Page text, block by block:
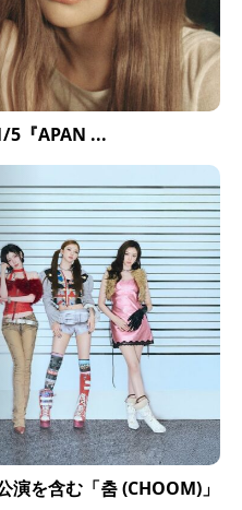
5『APAN ...
演を含む「춤 (CHOOM)」